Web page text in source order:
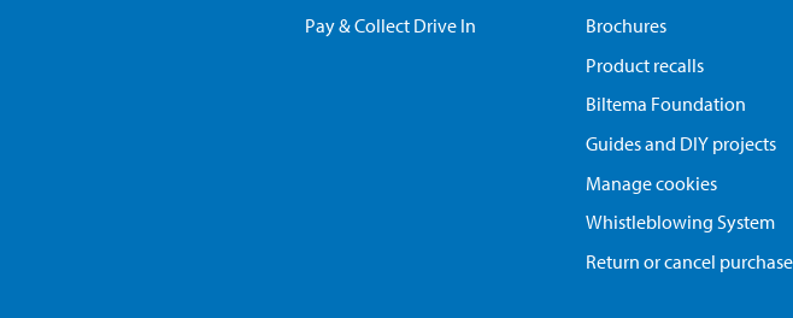
Pay & Collect Drive In
Brochures
Product recalls
Biltema Foundation
Guides and DIY projects
Manage cookies
Whistleblowing System
Return or cancel purchase